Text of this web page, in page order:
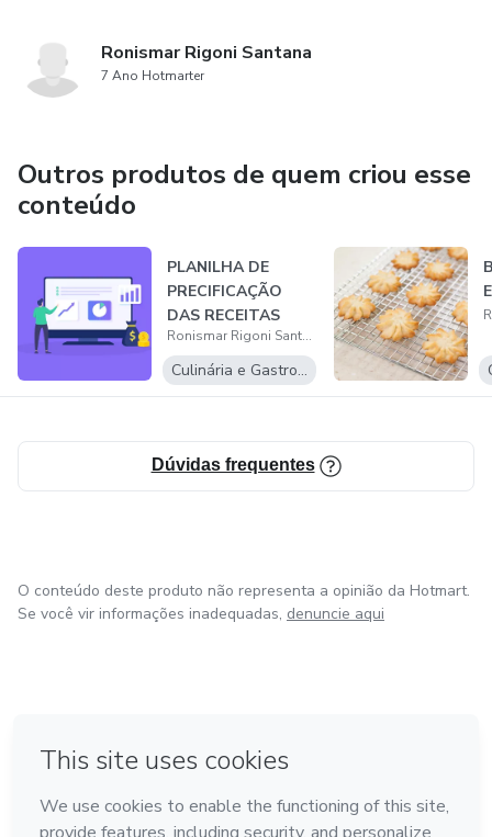
Ronismar Rigoni Santana
7 Ano Hotmarter
Outros produtos de quem criou esse
conteúdo
PLANILHA DE
PRECIFICAÇÃO
DAS RECEITAS
Ronismar Rigoni Santana
Culinária e Gastronomia
Dúvidas frequentes
O conteúdo deste produto não representa a opinião da Hotmart.
Se você vir informações inadequadas, denuncie aqui
Feito com ❤ na Cidade do México